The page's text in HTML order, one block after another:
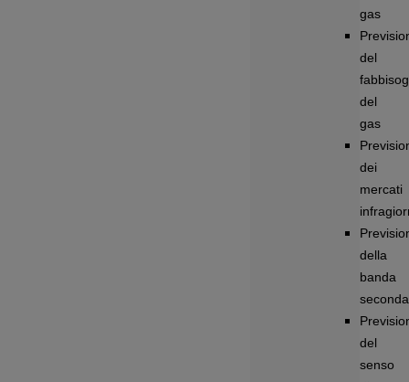
gas
del
del
gas
dei
mercati
della
banda
del
senso